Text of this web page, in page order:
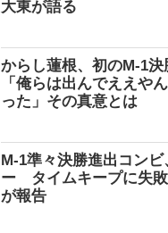
大東が語る
からし蓮根、初のM-1
「俺らは出んでええや
った」その真意とは
M-1準々決勝進出コン
ー タイムキープに失
が報告